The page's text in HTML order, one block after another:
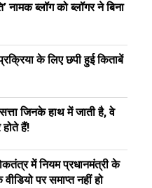
नामक ब्लॉग को ब्लॉगर ने बिना
के लिए छपी हुई किताबें
जिनके हाथ में जाती है, वे
हैं!
में नियम प्रधानमंत्री के
पर समाप्त नहीं हो